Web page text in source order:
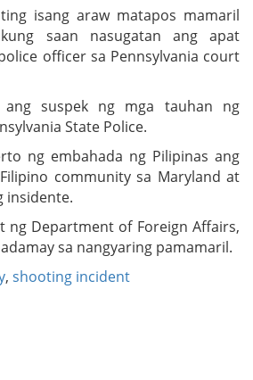
isang araw matapos mamaril
saan nasugatan ang apat
officer sa Pennsylvania court
ang suspek ng mga tauhan ng
State Police.
ng embahada ng Pilipinas ang
community sa Maryland at
insidente.
ng Department of Foreign Affairs,
sa nangyaring pamamaril.
, shooting incident